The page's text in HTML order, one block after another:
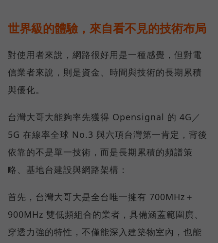
世界級的體驗，來自看不見的技術布局
對使用者來說，網路很好用是一種感覺，但對電
信業者來說，則是資金、時間與技術的長期累積
與優化。
台灣大哥大能夠率先獲得 Opensignal 的 4G／
5G 在線率全球 No.3 與六項台灣第一肯定，背後
依靠的不是單一技術，而是長期累積的頻譜策
略、基地台建設與網路架構：
首先，台灣大哥大是全台唯一擁有 700MHz＋
900MHz 雙低頻組合的業者，具備涵蓋範圍廣、
穿透力強的特性，不僅能深入建築物室內，也能